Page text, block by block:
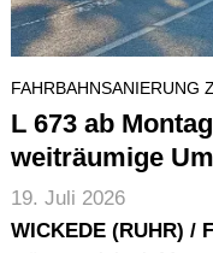
FAHRBAHNSANIERUNG
L 673 ab
weiträumige
19. Juli 2026
WICKEDE (RUHR) /